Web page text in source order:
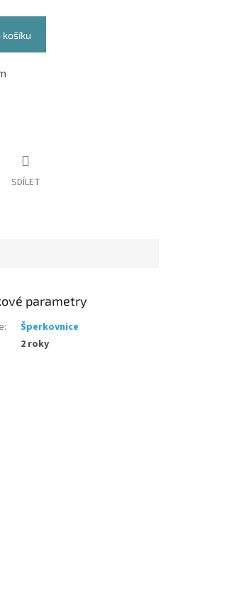
košíku
SDÍLET
parametry
:
Šperkovnice
2 roky